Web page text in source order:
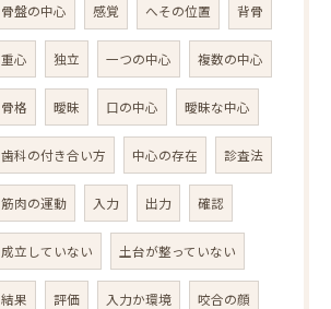
骨盤の中心 感覚 へその位置 背骨
重心 独立 一つの中心 複数の中心
骨格 曖昧 口の中心 曖昧な中心
歯科の付き合い方 中心の存在 診査法
筋肉の運動 入力 出力 確認
成立していない 土台が整っていない
結果 評価 入力か環境 咬合の顔